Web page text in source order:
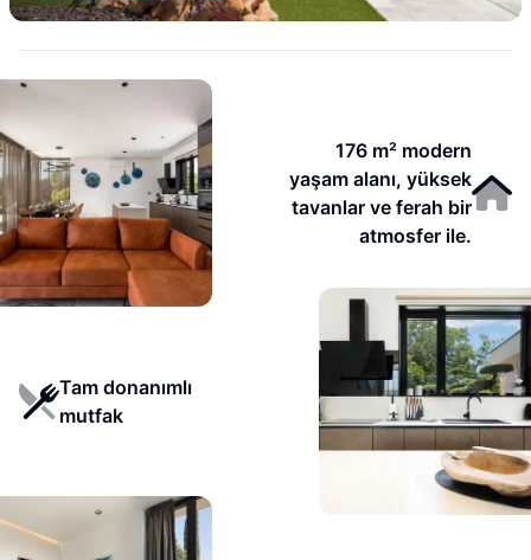
176 m² modern
yaşam alanı, yüksek
tavanlar ve ferah bir
atmosfer ile.
Tam donanımlı
mutfak